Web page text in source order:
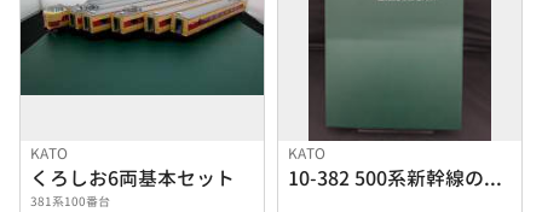
KATO
くろしお6両基本セット
381系100番台
KATO
10-382 500系新幹線のぞみ基本セット